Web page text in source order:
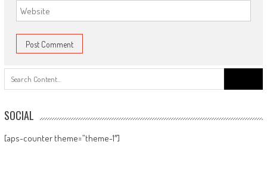
for:
SOCIAL
[aps-counter theme=”theme-1″]